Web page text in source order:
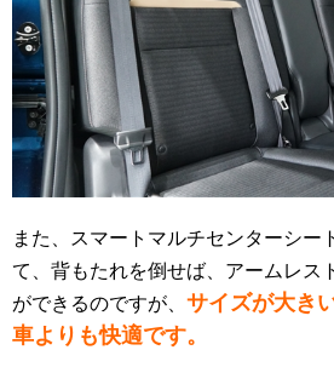
また、スマートマルチセンターシー
て、背もたれを倒せば、アームレス
ができるのですが、 サイズが大き
車よりも快適です。